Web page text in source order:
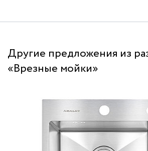
Другие предложения из
«Врезные мойки»